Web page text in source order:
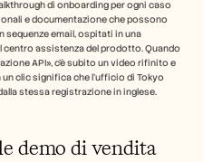
di onboarding per ogni caso
e documentazione che possono
email, ospitati in una
centro assistenza del prodotto. Quando
API», c'è subito un video rifinito e
clic significa che l'ufficio di Tokyo
stessa registrazione in inglese.
demo di vendita